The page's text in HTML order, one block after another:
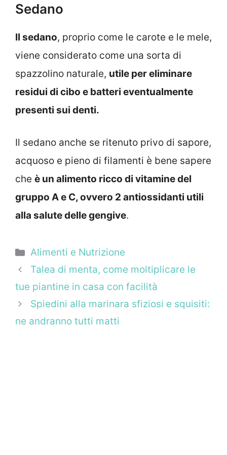
Sedano
Il sedano, proprio come le carote e le mele,
viene considerato come una sorta di
spazzolino naturale, utile per eliminare
residui di cibo e batteri eventualmente
presenti sui denti.
Il sedano anche se ritenuto privo di sapore,
acquoso e pieno di filamenti è bene sapere
che è un alimento ricco di vitamine del
gruppo A e C, ovvero 2 antiossidanti utili
alla salute delle gengive.
Categorie
Alimenti e Nutrizione
Talea di menta, come moltiplicare le
tue piantine in casa con facilità
Spiedini alla marinara sfiziosi e squisiti:
ne andranno tutti matti